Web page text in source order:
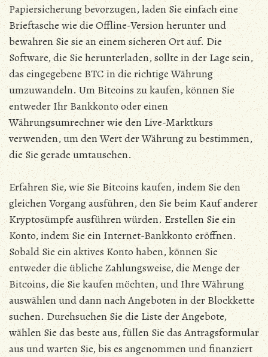
Papiersicherung bevorzugen, laden Sie einfach eine
Brieftasche wie die Offline-Version herunter und
bewahren Sie sie an einem sicheren Ort auf. Die
Software, die Sie herunterladen, sollte in der Lage sein,
das eingegebene BTC in die richtige Währung
umzuwandeln. Um Bitcoins zu kaufen, können Sie
entweder Ihr Bankkonto oder einen
Währungsumrechner wie den Live-Marktkurs
verwenden, um den Wert der Währung zu bestimmen,
die Sie gerade umtauschen.
Erfahren Sie, wie Sie Bitcoins kaufen, indem Sie den
gleichen Vorgang ausführen, den Sie beim Kauf anderer
Kryptosümpfe ausführen würden. Erstellen Sie ein
Konto, indem Sie ein Internet-Bankkonto eröffnen.
Sobald Sie ein aktives Konto haben, können Sie
entweder die übliche Zahlungsweise, die Menge der
Bitcoins, die Sie kaufen möchten, und Ihre Währung
auswählen und dann nach Angeboten in der Blockkette
suchen. Durchsuchen Sie die Liste der Angebote,
wählen Sie das beste aus, füllen Sie das Antragsformular
aus und warten Sie, bis es angenommen und finanziert